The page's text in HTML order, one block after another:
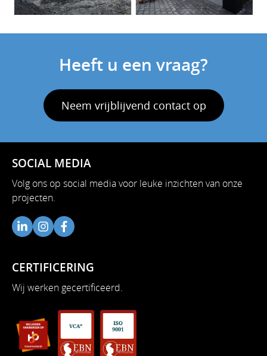
Heeft u een vraag?
Neem vrijblijvend contact op
SOCIAL MEDIA
Volg ons op social media voor leuke inzichten van onze
projecten.
CERTIFICERING
Wij werken gecertificeerd.